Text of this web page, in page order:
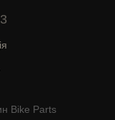
Bike Parts